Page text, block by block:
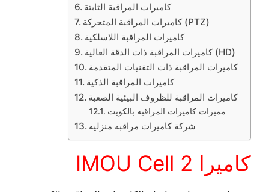
كاميرات المراقبة الثابتة
كاميرات المراقبة المتحركة (PTZ)
كاميرات المراقبة اللاسلكية
كاميرات المراقبة ذات الدقة العالية (HD)
كاميرات المراقبة ذات التقنيات المتقدمة
كاميرات المراقبة الذكية
كاميرات المراقبة للظروف البيئية الصعبة
مميزات كاميرات المراقبه بالكويت
شركة كاميرات مراقبه منزليه
كاميرا IMOU Cell 2